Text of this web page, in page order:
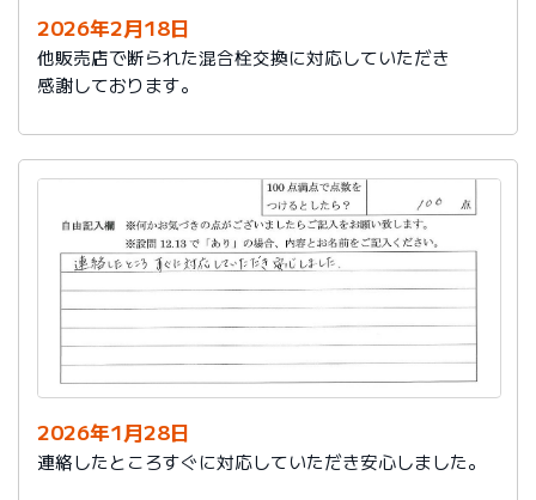
2026年2月18日
他販売店で断られた混合栓交換に対応していただき
感謝しております。
2026年1月28日
連絡したところすぐに対応していただき安心しました。